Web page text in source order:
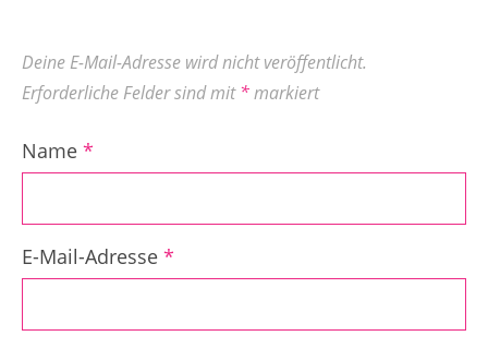
Deine E-Mail-Adresse wird nicht veröffentlicht.
Erforderliche Felder sind mit*markiert
Name *
E-Mail-Adresse *